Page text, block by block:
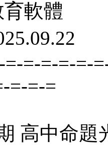
軟體
=-=-=-=-
=-=-=
高中命